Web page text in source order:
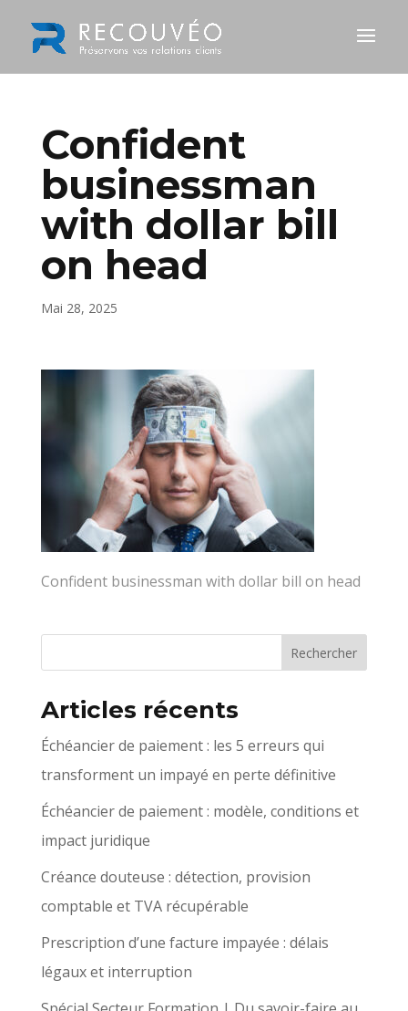
Confident
businessman
with dollar bill
on head
Mai 28, 2025
Confident businessman with dollar bill on head
Articles récents
Échéancier de paiement : les 5 erreurs qui
transforment un impayé en perte définitive
Échéancier de paiement : modèle, conditions et
impact juridique
Créance douteuse : détection, provision
comptable et TVA récupérable
Prescription d’une facture impayée : délais
légaux et interruption